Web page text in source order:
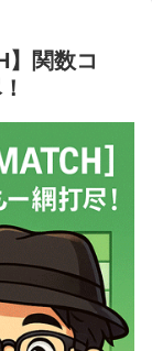
】関数コ